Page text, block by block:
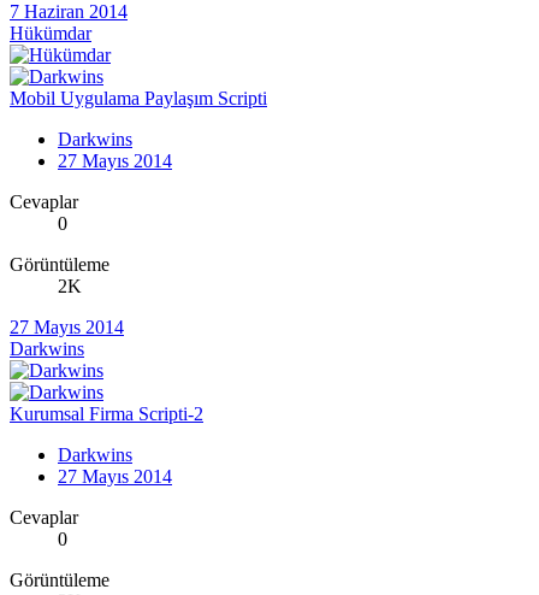
7 Haziran 2014
Hükümdar
Mobil Uygulama Paylaşım Scripti
Darkwins
27 Mayıs 2014
Cevaplar
0
Görüntüleme
2K
27 Mayıs 2014
Darkwins
Kurumsal Firma Scripti-2
Darkwins
27 Mayıs 2014
Cevaplar
0
Görüntüleme